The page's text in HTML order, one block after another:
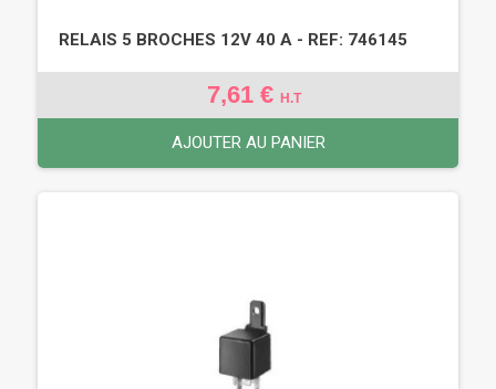
RELAIS 5 BROCHES 12V 40 A - REF: 746145
7,61 € H.T
AJOUTER AU PANIER